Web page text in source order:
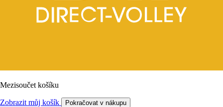
Mezisoučet košíku
Zobrazit můj košík Pokračovat v nákupu